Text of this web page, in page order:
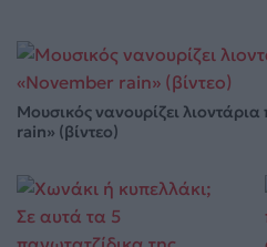
Μουσικός νανουρίζει
rain» (βίντεο)